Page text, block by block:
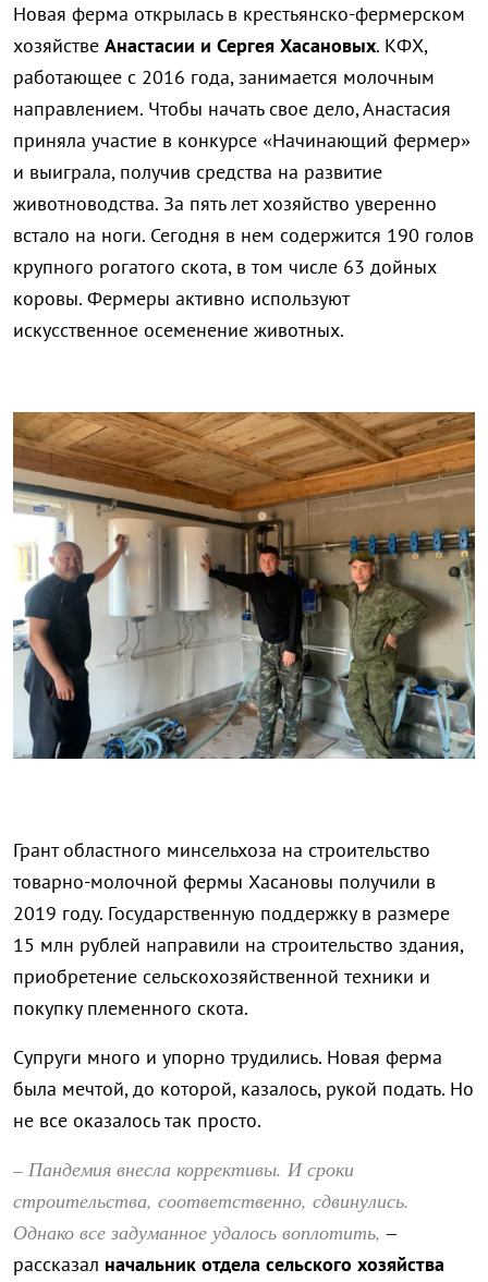
Новая ферма открылась в крестьянско-фермерском
хозяйстве Анастасии и Сергея Хасановых. КФХ,
работающее с 2016 года, занимается молочным
направлением. Чтобы начать свое дело, Анастасия
приняла участие в конкурсе «Начинающий фермер»
и выиграла, получив средства на развитие
животноводства. За пять лет хозяйство уверенно
встало на ноги. Сегодня в нем содержится 190 голов
крупного рогатого скота, в том числе 63 дойных
коровы. Фермеры активно используют
искусственное осеменение животных.
Грант областного минсельхоза на строительство
товарно-молочной фермы Хасановы получили в
2019 году. Государственную поддержку в размере
15 млн рублей направили на строительство здания,
приобретение сельскохозяйственной техники и
покупку племенного скота.
Супруги много и упорно трудились. Новая ферма
была мечтой, до которой, казалось, рукой подать. Но
не все оказалось так просто.
– Пандемия внесла коррективы. И сроки
строительства, соответственно, сдвинулись.
Однако все задуманное удалось воплотить, –
рассказал начальник отдела сельского хозяйства